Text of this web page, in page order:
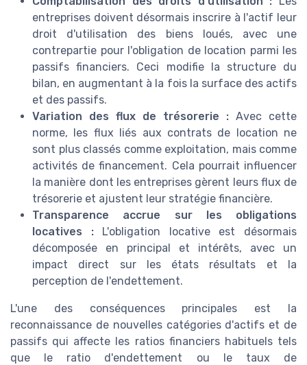
entreprises doivent désormais inscrire à l'actif leur
droit d'utilisation des biens loués, avec une
contrepartie pour l'obligation de location parmi les
passifs financiers. Ceci modifie la structure du
bilan, en augmentant à la fois la surface des actifs
et des passifs.
Variation des flux de trésorerie : Avec cette
norme, les flux liés aux contrats de location ne
sont plus classés comme exploitation, mais comme
activités de financement. Cela pourrait influencer
la manière dont les entreprises gèrent leurs flux de
trésorerie et ajustent leur stratégie financière.
Transparence accrue sur les obligations
locatives :L'obligation locative est désormais
décomposée en principal et intérêts, avec un
impact direct sur les états résultats et la
perception de l'endettement.
L'une des conséquences principales est la
reconnaissance de nouvelles catégories d'actifs et de
passifs qui affecte les ratios financiers habituels tels
que le ratio d'endettement ou le taux de